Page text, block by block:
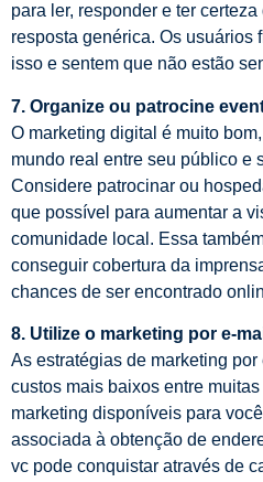
para ler, responder e ter
resposta genérica. Os usuários
isso e sentem que não estão
7. Organize ou patrocine
O marketing digital é muito
mundo real entre seu público e
Considere patrocinar ou
que possível para aumentar a
comunidade local. Essa
conseguir cobertura da
chances de ser encontrado
8. Utilize o marketing por e-
As estratégias de marketing
custos mais baixos entre
marketing disponíveis para
associada à obtenção de
vc pode conquistar através de